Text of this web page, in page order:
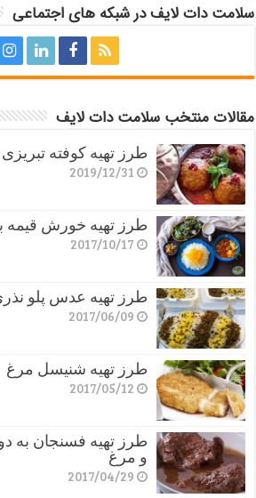
سلامت دات لایف در شبکه های اجتماعی
مقالات منتخب سلامت دات لایف
طرز تهیه کوفته
2019/12/31
طرز تهیه خورش قیمه برای
2017/10/17
طرز تهیه عدس پلو
2017/06/09
طرز تهیه شنیسل مرغ
2017/05/12
طرز تهیه فسنجان
و مرغ
2017/04/29